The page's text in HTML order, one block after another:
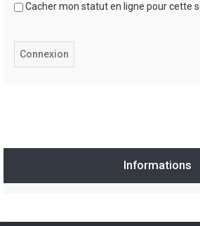
Cacher mon statut en ligne pour cette
Informations